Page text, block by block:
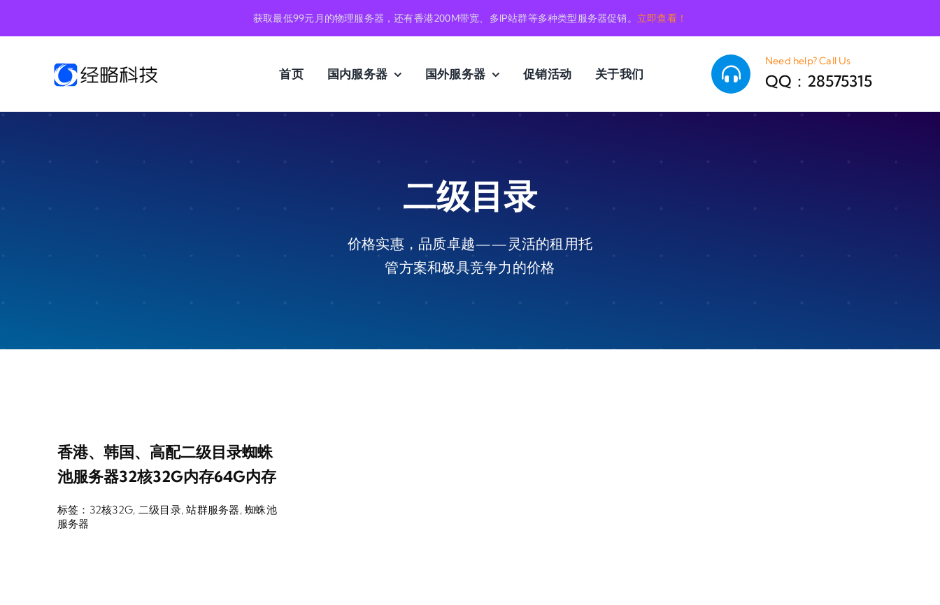
获取最低99元月的物理服务器，还有香港200M带宽、多IP站群等多种类型服务器促销。 立即查看！
首页 国内服务器 国外服务器 促销活动 关于我们
Need help? Call Us
QQ：28575315
二级目录
价格实惠，品质卓越——灵活的租用托
管方案和极具竞争力的价格
香港、韩国、高配二级目录蜘蛛
池服务器32核32G内存64G内存
标签： 32核32G, 二级目录,站群服务器,蜘蛛池
服务器